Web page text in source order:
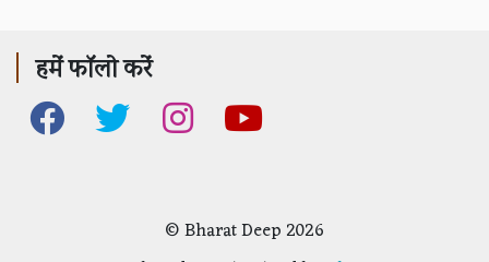
हमें फॉलो करें
© Bharat Deep 2026